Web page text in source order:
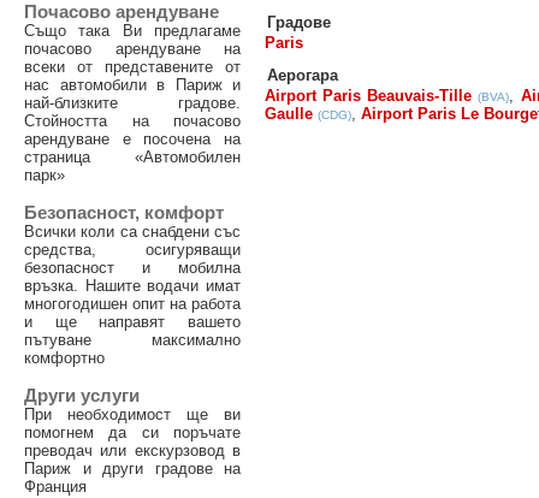
Градове
Paris
Аерогара
Airport Paris Beauvais-Tille (BVA),
Gaulle (CDG), Airport Paris Le
Почасово арендуване
Също така Ви предлагаме
почасово арендуване на
всеки от представените от
нас автомобили в Париж и
най-близките градове.
Стойността на почасово
арендуване е посочена на
страница «Автомобилен
парк»
Безопасност, комфорт
Всички коли са снабдени със
средства, осигуряващи
безопасност и мобилна
връзка. Нашите водачи имат
многогодишен опит на работа
и ще направят вашето
пътуване максимално
комфортно
Други услуги
При необходимост ще ви
помогнем да си поръчате
преводач или екскурзовод в
Париж и други градове на
Франция